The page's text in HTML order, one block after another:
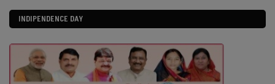
INDIPENDENCE DAY